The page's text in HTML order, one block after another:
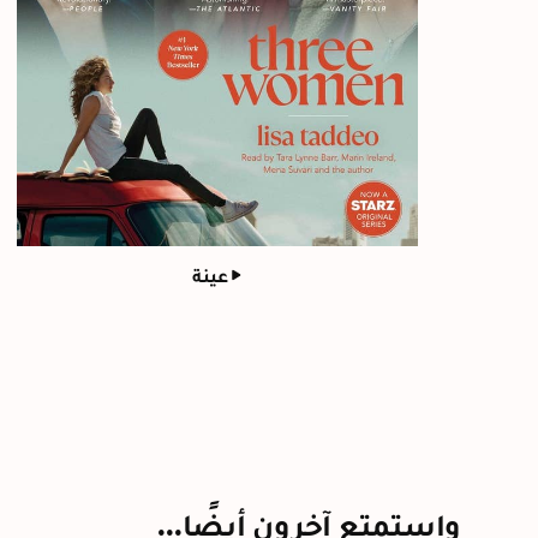
عينة
واستمتع آخرون أيضًا...